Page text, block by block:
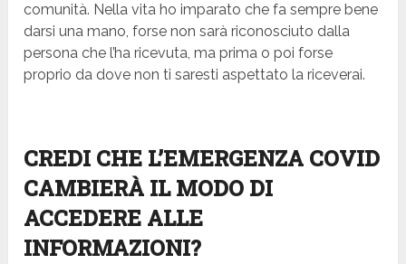
comunità. Nella vita ho imparato che fa sempre bene
darsi una mano, forse non sarà riconosciuto dalla
persona che l’ha ricevuta, ma prima o poi forse
proprio da dove non ti saresti aspettato la riceverai.
CREDI CHE L’EMERGENZA COVID
CAMBIERÀ IL MODO DI
ACCEDERE ALLE
INFORMAZIONI?